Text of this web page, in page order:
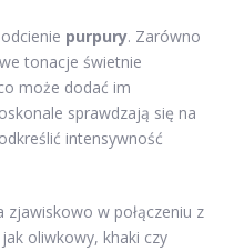
purpury. Zarówno
tonacje świetnie
może dodać im
sprawdzają się na
intensywność
zjawiskowo w połączeniu z
oliwkowy, khaki czy